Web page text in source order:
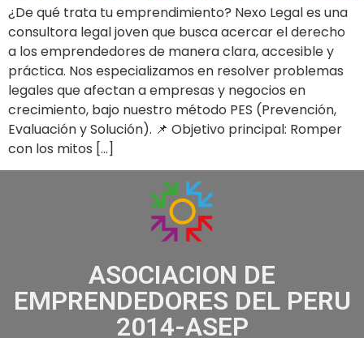
¿De qué trata tu emprendimiento? Nexo Legal es una
consultora legal joven que busca acercar el derecho
a los emprendedores de manera clara, accesible y
práctica. Nos especializamos en resolver problemas
legales que afectan a empresas y negocios en
crecimiento, bajo nuestro método PES (Prevención,
Evaluación y Solución). 📌 Objetivo principal: Romper
con los mitos […]
ASOCIACION DE
EMPRENDEDORES DEL PERU
2014-ASEP